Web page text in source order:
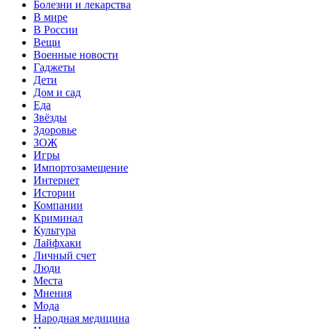
Болезни и лекарства
В мире
В России
Вещи
Военные новости
Гаджеты
Дети
Дом и сад
Еда
Звёзды
Здоровье
ЗОЖ
Игры
Импортозамещение
Интернет
Истории
Компании
Криминал
Культура
Лайфхаки
Личный счет
Люди
Места
Мнения
Мода
Народная медицина